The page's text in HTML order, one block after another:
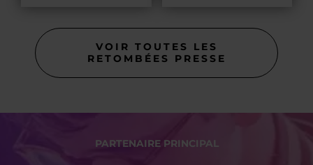
VOIR TOUTES LES
RETOMBÉES PRESSE
PARTENAIRE PRINCIPAL